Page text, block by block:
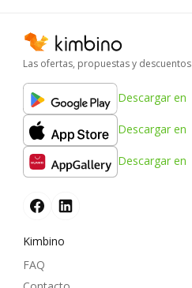
Las ofertas, propuestas y descuentos
Descargar en
Descargar en
Descargar en
Kimbino
FAQ